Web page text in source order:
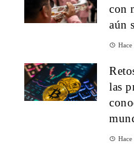
con
aún
Hace
las
Hace